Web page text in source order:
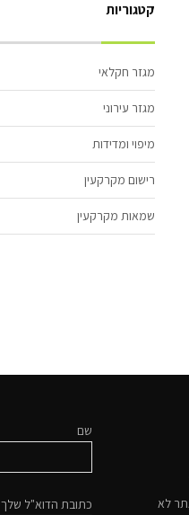
קטגוריות
מגזר חקלאי
מגזר עירוני
מיפוי ומדידות
רישום מקרקעין
שמאות מקרקעין
לא
שם
כתובת הדוא"ל שלך